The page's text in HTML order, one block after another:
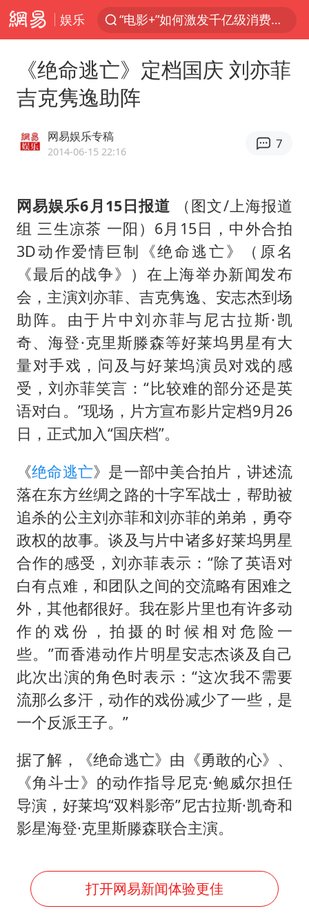
娱乐
“电影+”如何激发千亿级消费新活力？
全球首个长时储能一体化产业园量产
中国女篮70-67险胜尼日利亚女篮
上海：台风白海豚或将带来龙卷风
国防部：中国军队坚决反制任何闹海挑衅图谋
U17国足三连胜晋级明日之星半决赛
国乒男单横滨冠军赛全军覆没
38岁演员求职万岁山NPC成功
日本试射“战斧”导弹，国防部回应
胡彦斌韩磊 谁帮谁
胡彦斌获《歌手2026》歌王
我国外贸延续良好增长态势
“新疆阿勒泰八月能滑雪”不实
夯实基础开新局
《绝命逃亡》定档国庆 刘亦菲
吉克隽逸助阵
网易娱乐专稿
2014-06-15 22:16
7
网易娱乐6月15日报道 （图文/上海报道
组 三生凉茶 一阳）6月15日，中外合拍
3D动作爱情巨制《绝命逃亡》（原名
《最后的战争》）在上海举办新闻发布
会，主演刘亦菲、吉克隽逸、安志杰到场
助阵。由于片中刘亦菲与尼古拉斯·凯
奇、海登·克里斯滕森等好莱坞男星有大
量对手戏，问及与好莱坞演员对戏的感
受，刘亦菲笑言：“比较难的部分还是英
语对白。”现场，片方宣布影片定档9月26
日，正式加入“国庆档”。
《绝命逃亡》是一部中美合拍片，讲述流
落在东方丝绸之路的十字军战士，帮助被
追杀的公主刘亦菲和刘亦菲的弟弟，勇夺
政权的故事。谈及与片中诸多好莱坞男星
合作的感受，刘亦菲表示：“除了英语对
白有点难，和团队之间的交流略有困难之
外，其他都很好。我在影片里也有许多动
作的戏份，拍摄的时候相对危险一
些。”而香港动作片明星安志杰谈及自己
此次出演的角色时表示：“这次我不需要
流那么多汗，动作的戏份减少了一些，是
一个反派王子。”
据了解，《绝命逃亡》由《勇敢的心》、
《角斗士》的动作指导尼克·鲍威尔担任
导演，好莱坞“双料影帝”尼古拉斯·凯奇和
影星海登·克里斯滕森联合主演。
打开网易新闻体验更佳